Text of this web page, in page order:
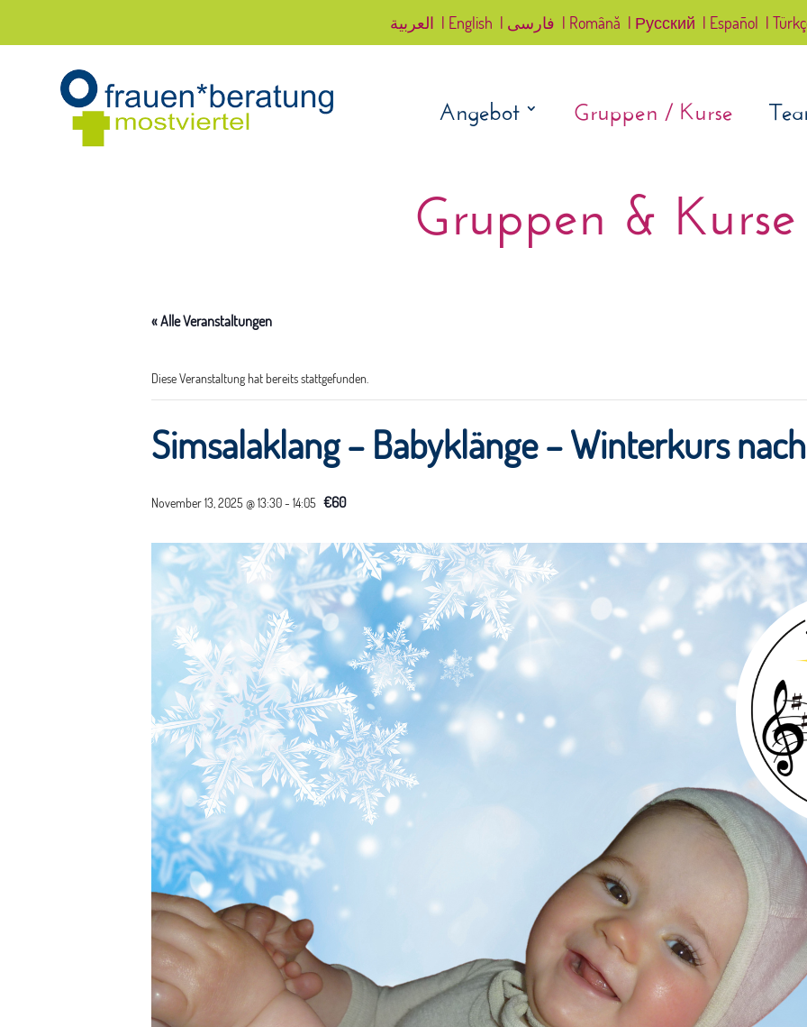
العربية | English | فارسی | Română | Русский | Español |
Angebot Gruppen / Kurse
Gruppen & Kurse
« Alle Veranstaltungen
Diese Veranstaltung hat bereits stattgefunden.
Simsalaklang – Babyklänge – Winterkurs
November 13, 2025 @ 13:30- 14:05 €60